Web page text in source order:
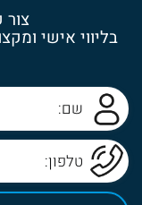
צור
בליווי אישי